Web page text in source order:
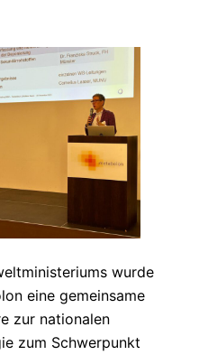
wurde
eine gemeinsame
zur nationalen
zum Schwerpunkt